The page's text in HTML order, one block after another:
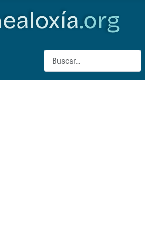
Buscar